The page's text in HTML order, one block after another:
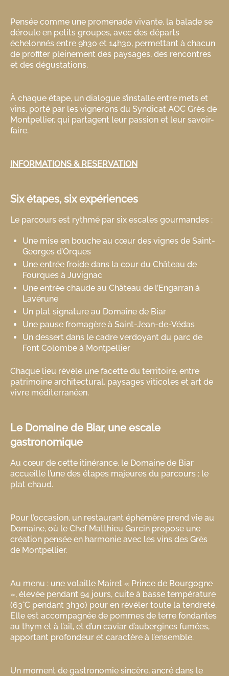
Pensée comme une promenade vivante, la balade se
déroule en petits groupes, avec des départs
échelonnés entre 9h30 et 14h30, permettant à chacun
de profiter pleinement des paysages, des rencontres
et des dégustations.
À chaque étape, un dialogue s’installe entre mets et
vins, porté par les vignerons du Syndicat AOC Grès de
Montpellier, qui partagent leur passion et leur savoir-
faire.
INFORMATIONS & RESERVATION
Six étapes, six expériences
Le parcours est rythmé par six escales gourmandes :
Une mise en bouche au cœur des vignes de Saint-
Georges d’Orques
Une entrée froide dans la cour du Château de
Fourques à Juvignac
Une entrée chaude au Château de l’Engarran à
Lavérune
Un plat signature au Domaine de Biar
Une pause fromagère à Saint-Jean-de-Védas
Un dessert dans le cadre verdoyant du parc de
Font Colombe à Montpellier
Chaque lieu révèle une facette du territoire, entre
patrimoine architectural, paysages viticoles et art de
vivre méditerranéen.
Le Domaine de Biar, une escale
gastronomique
Au cœur de cette itinérance, le Domaine de Biar
accueille l’une des étapes majeures du parcours : le
plat chaud.
Pour l’occasion, un restaurant éphémère prend vie au
Domaine, où le Chef Matthieu Garcin propose une
création pensée en harmonie avec les vins des Grès
de Montpellier.
Au menu : une volaille Mairet « Prince de Bourgogne
», élevée pendant 94 jours, cuite à basse température
(63°C pendant 3h30) pour en révéler toute la tendreté.
Elle est accompagnée de pommes de terre fondantes
au thym et à l’ail, et d’un caviar d’aubergines fumées,
apportant profondeur et caractère à l’ensemble.
Un moment de gastronomie sincère, ancré dans le